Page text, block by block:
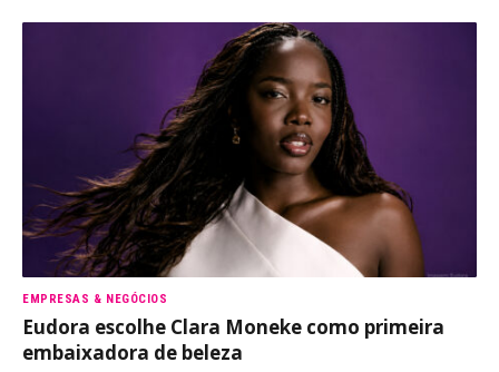
EMPRESAS & NEGÓCIOS
Eudora escolhe Clara Moneke como primeira
embaixadora de beleza